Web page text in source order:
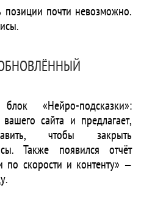
позиции почти невозможно.
«Нейро-подсказки»:
сайта и предлагает,
чтобы закрыть
Также появился отчёт
по скорости и контенту» —